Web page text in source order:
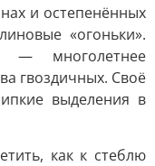
и остепенённых
«огоньки».
— многолетнее
гвоздичных. Своё
выделения в
как к стеблю